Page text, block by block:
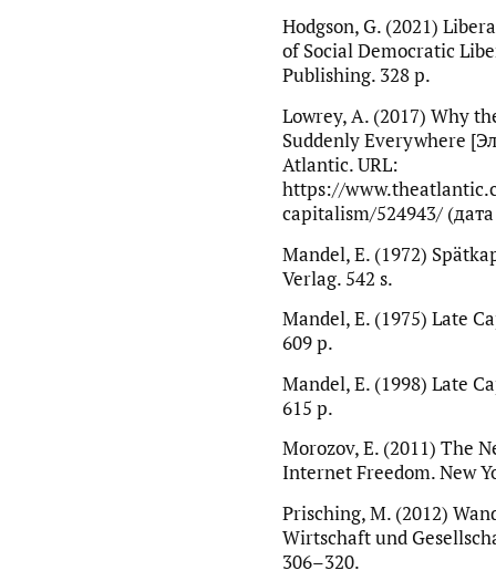
Hodgson, G. (2021)
of Social Democratic
Publishing. 328 p.
Lowrey, A. (2017) Why
Suddenly Everywhere
Atlantic. URL:
https://
capitalism/524943/
Mandel, E. (1972)
Verlag. 542 s.
Mandel, E. (1975) Late
609 p.
Mandel, E. (1998) Late
615 p.
Morozov, E. (2011) The
Internet Freedom. New
Prisching, M. (2012)
Wirtschaft und
306–320.